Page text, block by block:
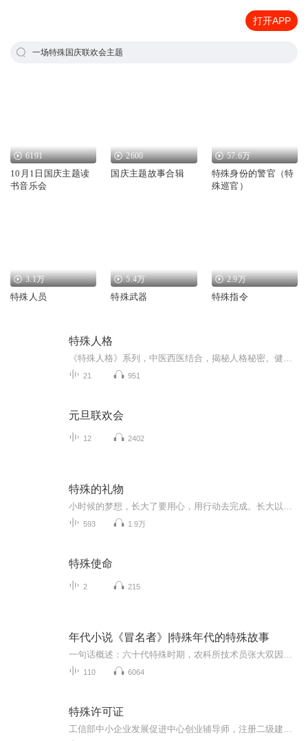
打开APP
一场特殊国庆联欢会主题
6191
10月1日国庆主题读
书音乐会
2600
国庆主题故事合辑
57.6万
特殊身份的警官（特
殊巡官）
3.1万
特殊人员
5.4万
特殊武器
2.9万
特殊指令
特殊人格
21 951
元旦联欢会
12 2402
特殊的礼物
593 1.9万
特殊使命
2 215
年代小说《冒名者》|特殊年代的特殊故事
110 6064
特殊许可证